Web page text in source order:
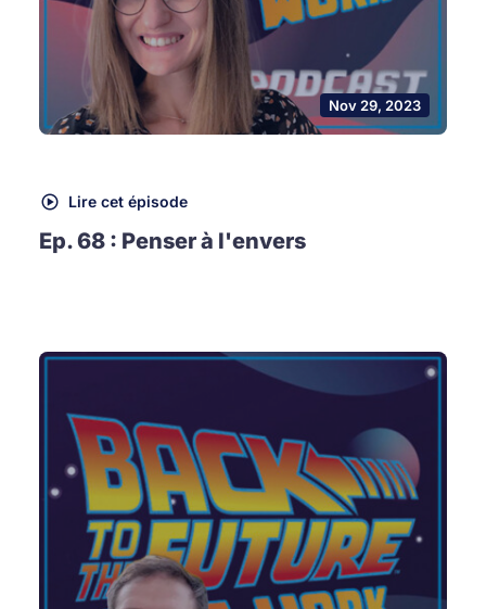
Nov 29, 2023
Lire cet épisode
Ep. 68 : Penser à l'envers